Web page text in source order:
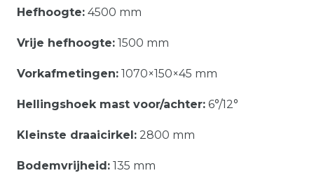
Hefhoogte: 4500 mm
Vrije hefhoogte: 1500 mm
Vorkafmetingen: 1070×150×45 mm
Hellingshoek mast voor/achter: 6°/12°
Kleinste draaicirkel: 2800 mm
Bodemvrijheid: 135 mm